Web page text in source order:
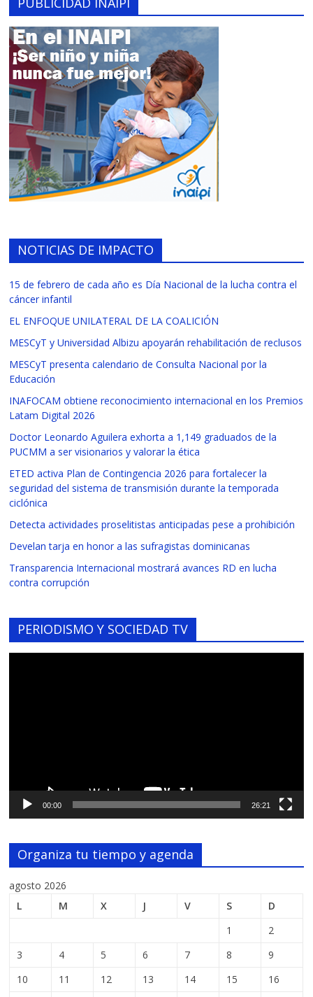
NOTICIAS DE IMPACTO
15 de febrero de cada año es Día Nacional de la lucha contra el
cáncer infantil
EL ENFOQUE UNILATERAL DE LA COALICIÓN
MESCyT y Universidad Albizu apoyarán rehabilitación de reclusos
MESCyT presenta calendario de Consulta Nacional por la
Educación
INAFOCAM obtiene reconocimiento internacional en los Premios
Latam Digital 2026
Doctor Leonardo Aguilera exhorta a 1,149 graduados de la
PUCMM a ser visionarios y valorar la ética
ETED activa Plan de Contingencia 2026 para fortalecer la
seguridad del sistema de transmisión durante la temporada
ciclónica
Detecta actividades proselitistas anticipadas pese a prohibición
Develan tarja en honor a las sufragistas dominicanas
Transparencia Internacional mostrará avances RD en lucha
contra corrupción
PERIODISMO Y SOCIEDAD TV
00:00 26:21
Organiza tu tiempo y agenda
agosto 2026
L
M X J V S
D
1
2
3
4 5 6 7 8
9
10
11 12 13 14 15 16